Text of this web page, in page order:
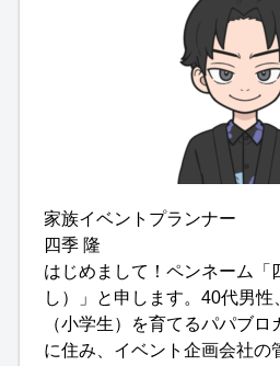
家族イベントプランナー
四季 隆
はじめまして！ペンネーム「
し）」と申します。40代男
（小学生）を育てるパパブ
に住み、イベント企画会社の